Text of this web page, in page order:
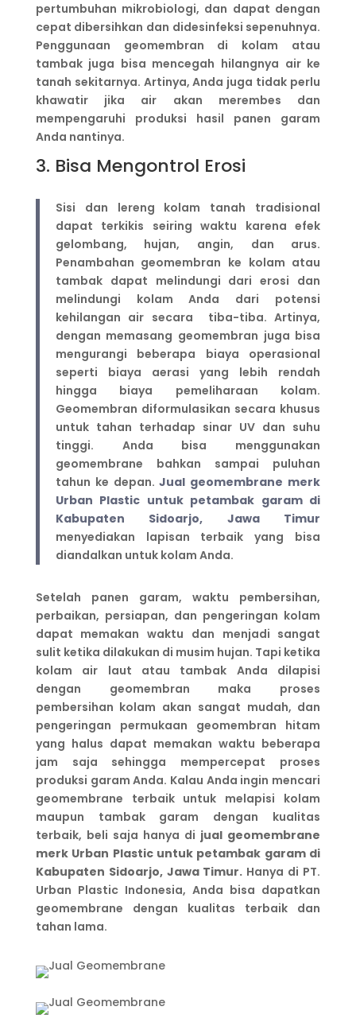
pertumbuhan mikrobiologi, dan dapat dengan
cepat dibersihkan dan didesinfeksi sepenuhnya.
Penggunaan geomembran di kolam atau
tambak juga bisa mencegah hilangnya air ke
tanah sekitarnya. Artinya, Anda juga tidak perlu
khawatir jika air akan merembes dan
mempengaruhi produksi hasil panen garam
Anda nantinya.
3. Bisa Mengontrol Erosi
Sisi dan lereng kolam tanah tradisional
dapat terkikis seiring waktu karena efek
gelombang, hujan, angin, dan arus.
Penambahan geomembran ke kolam atau
tambak dapat melindungi dari erosi dan
melindungi kolam Anda dari potensi
kehilangan air secara tiba-tiba. Artinya,
dengan memasang geomembran juga bisa
mengurangi beberapa biaya operasional
seperti biaya aerasi yang lebih rendah
hingga biaya pemeliharaan kolam.
Geomembran diformulasikan secara khusus
untuk tahan terhadap sinar UV dan suhu
tinggi. Anda bisa menggunakan
geomembrane bahkan sampai puluhan
tahun ke depan.Jual geomembrane merk
Urban Plastic untuk petambak garam di
Kabupaten Sidoarjo, Jawa Timur
menyediakan lapisan terbaik yang bisa
diandalkan untuk kolam Anda.
Setelah panen garam, waktu pembersihan,
perbaikan, persiapan, dan pengeringan kolam
dapat memakan waktu dan menjadi sangat
sulit ketika dilakukan di musim hujan. Tapi ketika
kolam air laut atau tambak Anda dilapisi
dengan geomembran maka proses
pembersihan kolam akan sangat mudah, dan
pengeringan permukaan geomembran hitam
yang halus dapat memakan waktu beberapa
jam saja sehingga mempercepat proses
produksi garam Anda. Kalau Anda ingin mencari
geomembrane terbaik untuk melapisi kolam
maupun tambak garam dengan kualitas
terbaik, beli saja hanya di jual geomembrane
merk Urban Plastic untuk petambak garam di
Kabupaten Sidoarjo, Jawa Timur. Hanya di PT.
Urban Plastic Indonesia, Anda bisa dapatkan
geomembrane dengan kualitas terbaik dan
tahan lama.